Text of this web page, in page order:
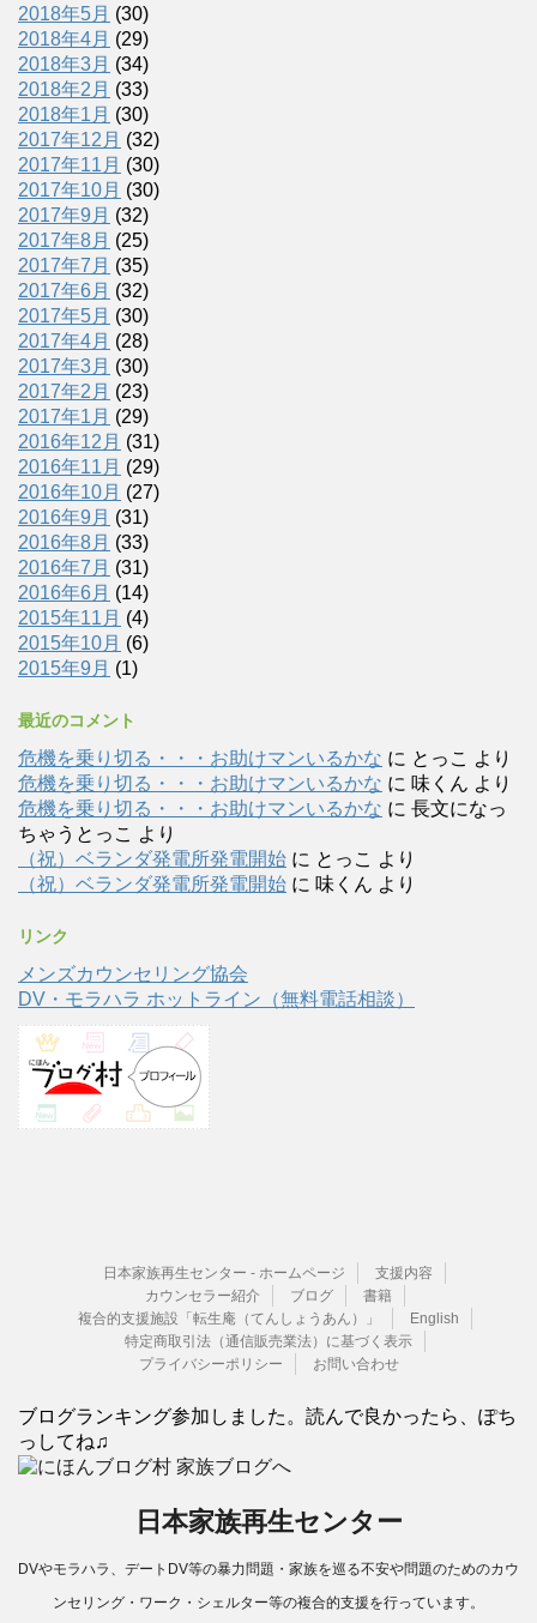
2018年5月 (30)
2018年4月 (29)
2018年3月 (34)
2018年2月 (33)
2018年1月 (30)
2017年12月 (32)
2017年11月 (30)
2017年10月 (30)
2017年9月 (32)
2017年8月 (25)
2017年7月 (35)
2017年6月 (32)
2017年5月 (30)
2017年4月 (28)
2017年3月 (30)
2017年2月 (23)
2017年1月 (29)
2016年12月 (31)
2016年11月 (29)
2016年10月 (27)
2016年9月 (31)
2016年8月 (33)
2016年7月 (31)
2016年6月 (14)
2015年11月 (4)
2015年10月 (6)
2015年9月 (1)
最近のコメント
危機を乗り切る・・・お助けマンいるかな に とっこ より
危機を乗り切る・・・お助けマンいるかな に 味くん より
危機を乗り切る・・・お助けマンいるかな に 長文になっ
ちゃうとっこ より
（祝）ベランダ発電所発電開始 に とっこ より
（祝）ベランダ発電所発電開始 に 味くん より
リンク
メンズカウンセリング協会
DV・モラハラ ホットライン（無料電話相談）
日本家族再生センター - ホームページ
支援内容
カウンセラー紹介
ブログ
書籍
複合的支援施設「転生庵（てんしょうあん）」
English
特定商取引法（通信販売業法）に基づく表示
プライバシーポリシー
お問い合わせ
ブログランキング参加しました。読んで良かったら、ぽち
っしてね♫
日本家族再生センター
DVやモラハラ、デートDV等の暴力問題・家族を巡る不安や問題のためのカウ
ンセリング・ワーク・シェルター等の複合的支援を行っています。